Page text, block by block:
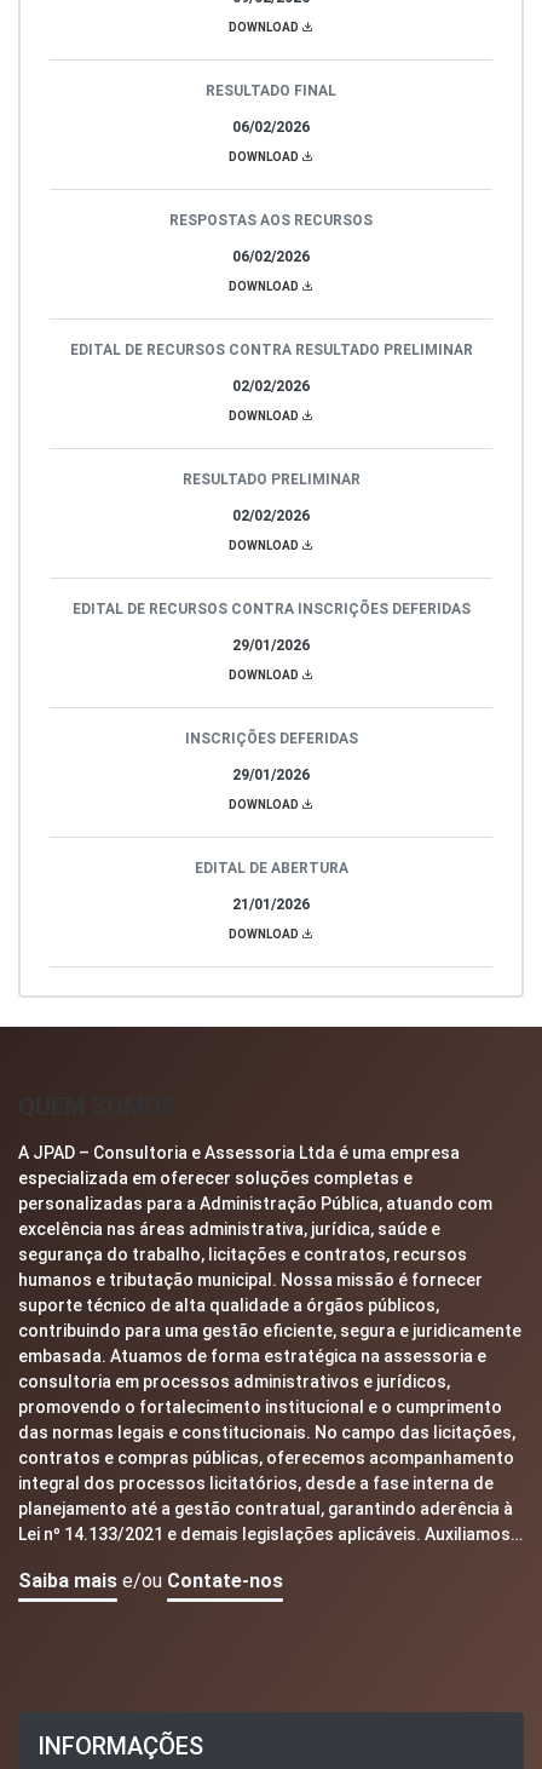
DOWNLOAD
06/02/2026
RESULTADO FINAL
DOWNLOAD
06/02/2026
RESPOSTAS AOS RECURSOS
DOWNLOAD
02/02/2026
EDITAL DE RECURSOS CONTRA RESULTADO PRELIMINAR
DOWNLOAD
02/02/2026
RESULTADO PRELIMINAR
DOWNLOAD
29/01/2026
EDITAL DE RECURSOS CONTRA INSCRIÇÕES DEFERIDAS
DOWNLOAD
29/01/2026
INSCRIÇÕES DEFERIDAS
DOWNLOAD
21/01/2026
EDITAL DE ABERTURA
DOWNLOAD
A JPAD – Consultoria e Assessoria Ltda é uma empresa
especializada em oferecer soluções completas e
personalizadas para a Administração Pública, atuando com
excelência nas áreas administrativa, jurídica, saúde e
segurança do trabalho, licitações e contratos, recursos
humanos e tributação municipal. Nossa missão é fornecer
suporte técnico de alta qualidade a órgãos públicos,
contribuindo para uma gestão eficiente, segura e juridicamente
embasada. Atuamos de forma estratégica na assessoria e
consultoria em processos administrativos e jurídicos,
promovendo o fortalecimento institucional e o cumprimento
das normas legais e constitucionais. No campo das licitações,
contratos e compras públicas, oferecemos acompanhamento
integral dos processos licitatórios, desde a fase interna de
planejamento até a gestão contratual, garantindo aderência à
Lei nº 14.133/2021 e demais legislações aplicáveis. Auxiliamos…
Saiba mais e/ou Contate-nos
INFORMAÇÕES